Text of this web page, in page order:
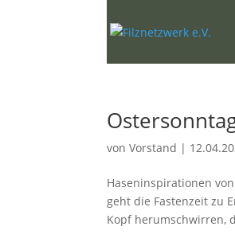
vonVorstand |
Haseninspirationen
geht die Fastenzeit zu
Kopf herumschwirren,